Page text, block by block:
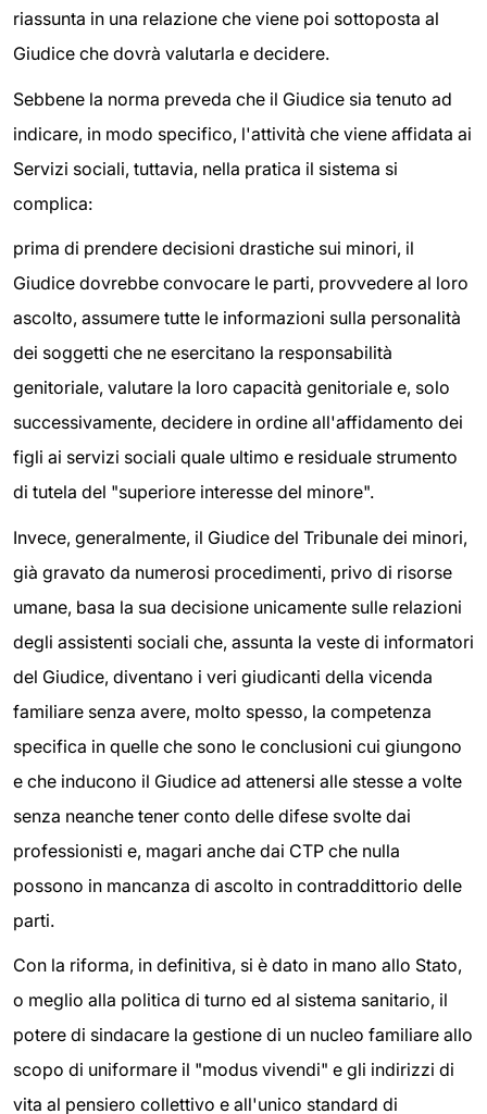
riassunta in una relazione che viene poi sottoposta al
Giudice che dovrà valutarla e decidere.
Sebbene la norma preveda che il Giudice sia tenuto ad
indicare, in modo specifico, l'attività che viene affidata ai
Servizi sociali, tuttavia, nella pratica il sistema si
complica:
prima di prendere decisioni drastiche sui minori, il
Giudice dovrebbe convocare le parti, provvedere al loro
ascolto, assumere tutte le informazioni sulla personalità
dei soggetti che ne esercitano la responsabilità
genitoriale, valutare la loro capacità genitoriale e, solo
successivamente, decidere in ordine all'affidamento dei
figli ai servizi sociali quale ultimo e residuale strumento
di tutela del "superiore interesse del minore".
Invece, generalmente, il Giudice del Tribunale dei minori,
già gravato da numerosi procedimenti, privo di risorse
umane, basa la sua decisione unicamente sulle relazioni
degli assistenti sociali che, assunta la veste di informatori
del Giudice, diventano i veri giudicanti della vicenda
familiare senza avere, molto spesso, la competenza
specifica in quelle che sono le conclusioni cui giungono
e che inducono il Giudice ad attenersi alle stesse a volte
senza neanche tener conto delle difese svolte dai
professionisti e, magari anche dai CTP che nulla
possono in mancanza di ascolto in contraddittorio delle
parti.
Con la riforma, in definitiva, si è dato in mano allo Stato,
o meglio alla politica di turno ed al sistema sanitario, il
potere di sindacare la gestione di un nucleo familiare allo
scopo di uniformare il "modus vivendi" e gli indirizzi di
vita al pensiero collettivo e all'unico standard di